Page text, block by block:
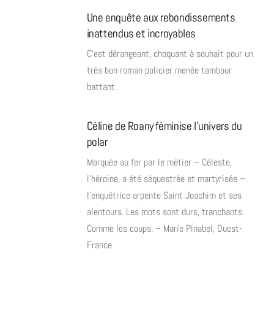
Une enquête aux rebondissements
inattendus et incroyables
C’est dérangeant, choquant à souhait pour un
très bon roman policier menée tambour
battant.
Céline de Roany féminise l'univers du
polar
Marquée au fer par le métier – Céleste,
l’héroine, a été séquestrée et martyrisée –
l’enquêtrice arpente Saint Joachim et ses
alentours. Les mots sont durs, tranchants.
Comme les coups. – Marie Pinabel, Ouest-
France